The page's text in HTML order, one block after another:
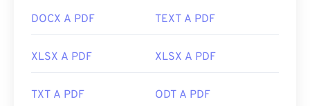
DOCX A PDF TEXT A PDF
XLSX A PDF XLSX A PDF
TXT A PDF ODT A PDF